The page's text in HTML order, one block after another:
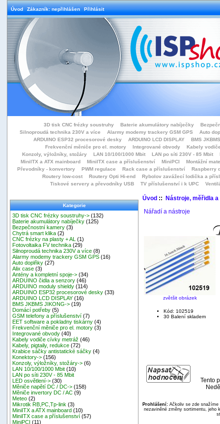
Úvod Zákazník: nepřihlášen Přihlásit
3D tisk CNC frézky soustruhy Baterie akumulátory nabíječky
Silnoproudá technika 230V a více
Alarmy modemy trackery GSM GPS
Auto
ARDUINO ESP32 procesorové desky
ARDUINO LCD DISPLAY
BMS
Frekvenční měniče pro el. motory
Integrované obvody
Kabely
Konzoly, výložníky, stožáry
LAN 10/100/1000 Mbit LAN po síti 230V - 85 Mbit
MiniITX a ATX mainboard
MiniITX case a příslušenství MiniPCI
Montážní
Převodníky - konvertory
PWM regulace Rack case a příslušenství
Raspberry
Routery low-cost
Routery Opti Hi-end
Rybolov zavážecí lodička a přísl
Tiskové servery a převodníky USB
TV příslušenství i k UPC
Kategorie
3D tisk CNC frézky soustruhy-> (132)
Baterie akumulátory nabíječky (125)
Bezpečnostní kamery (3)
Chytrá smart klika (2)
CNC frézky na plasty + AL
(1)
Fotovoltaika FV technika (29)
Silnoproudá technika 230V a více (8)
Alarmy modemy trackery GSM GPS (16)
Auto doplňky (27)
Alix case (3)
Antény a kompletní spoje-> (34)
ARDUINO čidla a senzory (46)
ARDUINO moduly shieldy (114)
ARDUINO ESP32 procesorové desky (33)
ARDUINO LCD DISPLAY (16)
BMS JKBMS JIKONG-> (19)
Domácí potřeby (5)
GSM telefony a příslušenství (7)
EET software a pokladny tiskárny (4)
Frekvenční měniče pro el. motory (3)
Integrované obvody (40)
Kabely vodiče cívky metráž (46)
Kabely, pigtaily, redukce (72)
Krabice sáčky antistatické sáčky (4)
Konektory-> (156)
Konzoly, výložníky, stožáry-> (6)
LAN 10/100/1000 Mbit (10)
LAN po síti 230V - 85 Mbit
LED osvětlení-> (30)
Měniče napětí DC / DC-> (158)
Měniče invertory DC / AC (9)
Meteo (2)
Mikrotik RB,PC,Tp-link (3)
MiniITX a ATX mainboard (10)
MiniITX case a příslušenství (57)
MiniPCI (11)
Úvod:: Nástroje, měřidla a
Nářadí a nástroje
zvětšit obrázek
Kód: 102519
30 Balení skladem
Tento
Prohlášení:Ačkoliv se zde snažíme
nezaviněné změny sortimentu, jeho